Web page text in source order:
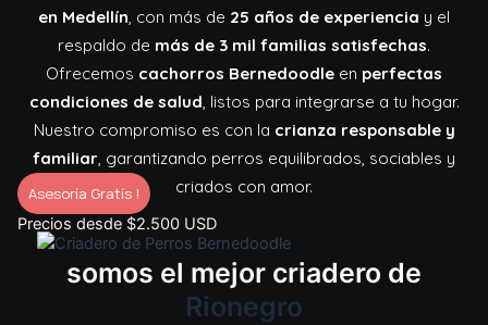
en Medellín, con más de 25 años de experiencia y el
respaldo de más de 3 mil familias satisfechas.
Ofrecemos cachorros Bernedoodle en perfectas
condiciones de salud, listos para integrarse a tu hogar.
Nuestro compromiso es con la crianza responsable y
familiar, garantizando perros equilibrados, sociables y
criados con amor.
Asesoría Gratís !
Precios desde $2.500 USD
somos el mejor criadero de
Rionegro